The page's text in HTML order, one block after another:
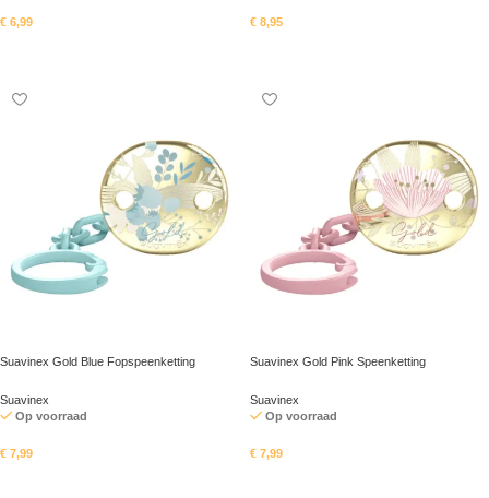
€ 6,99 € 8,95
Suavinex Gold Blue Fopspeenketting
Suavinex
Op voorraad
€ 7,99
Suavinex Gold Pink Speenketting
Suavinex
Op voorraad
€ 7,99